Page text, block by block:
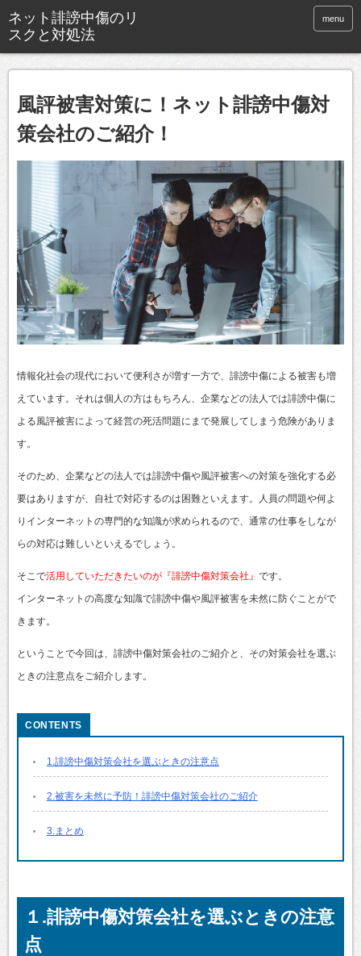
menu
風評被害対策に！ネット誹謗中傷対
策会社のご紹介！
情報化社会の現代において便利さが増す一方で、誹謗中傷による被害も増
えています。それは個人の方はもちろん、企業などの法人では誹謗中傷に
よる風評被害によって経営の死活問題にまで発展してしまう危険がありま
す。
そのため、企業などの法人では誹謗中傷や風評被害への対策を強化する必
要はありますが、自社で対応するのは困難といえます。人員の問題や何よ
りインターネットの専門的な知識が求められるので、通常の仕事をしなが
らの対応は難しいといえるでしょう。
そこで活用していただきたいのが『誹謗中傷対策会社』 です。
インターネットの高度な知識で誹謗中傷や風評被害を未然に防ぐことがで
きます。
ということで今回は、誹謗中傷対策会社のご紹介と、その対策会社を選ぶ
ときの注意点をご紹介します。
1.誹謗中傷対策会社を選ぶときの注意点
2.被害を未然に予防！誹謗中傷対策会社のご紹介
3.まとめ
１.誹謗中傷対策会社を選ぶときの注意
点